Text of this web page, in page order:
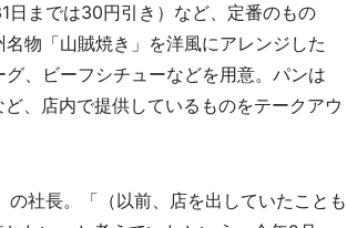
までは30円引き）など、定番のもの
物「山賊焼き」を洋風にアレンジした
、ビーフシチューなどを用意。パンは
、店内で提供しているものをテークアウ
社長。「（以前、店を出していたことも